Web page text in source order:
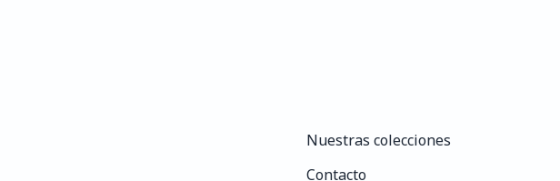
Nuestras colecciones
Contacto